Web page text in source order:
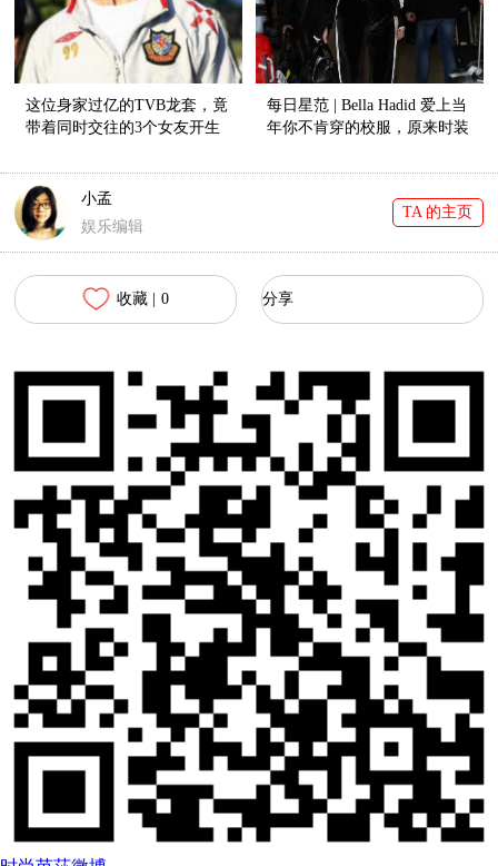
这位身家过亿的TVB龙套，竟
带着同时交往的3个女友开生
每日星范 | Bella Hadid 爱上当
年你不肯穿的校服，原来时装
小孟
娱乐编辑
TA 的主页
收藏 | 0 分享